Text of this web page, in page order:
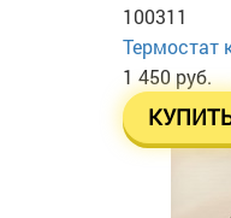
100311
Термостат
1 450 руб.